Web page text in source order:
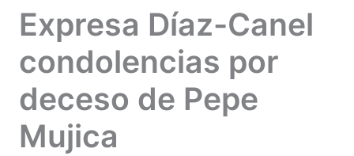
Expresa Díaz-Canel
condolencias por
deceso de Pepe
Mujica